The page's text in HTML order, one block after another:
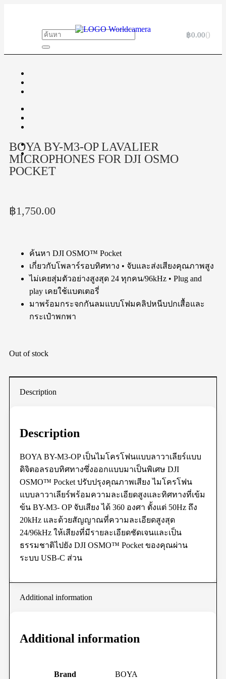
฿0.000
BOYA BY-M3-OP LAVALIER
MICROPHONES FOR DJI OSMO
POCKET
฿1,750.00
ค้นหา DJI OSMO™ Pocket
เกี่ยวกับโพลาร์รอบทิศทาง • จับและส่งเสียงคุณภาพสูง
ไม่เคยสุ่มตัวอย่างสูงสุด 24 ทุกคน/96kHz • Plug and
play เคยใช้แบตเตอรี่
มาพร้อมกระจกกันลมแบบโฟมคลิปหนีบปกเสื้อและ
กระเป๋าพกพา
Out of stock
Description
Description
BOYA BY-M3-OP เป็นไมโครโฟนแบบลาวาเลียร์แบบ
ดิจิตอลรอบทิศทางซึ่งออกแบบมาเป็นพิเศษ DJI
OSMO™ Pocket ปรับปรุงคุณภาพเสียงไมโครโฟน
แบบลาวาเลียร์พร้อมความละเอียดสูงและทิศทางที่เข้ม
ข้น BY-M3- OP จับเสียง ได้ 360 องศา ตั้งแต่ 50Hz ถึง
20kHz และด้วยสัญญาณที่ความละเอียดสูงสุด
24/96kHz ให้เสียงที่มีรายละเอียดชัดเจนและเป็น
ธรรมชาติไปยัง DJI OSMO™ Pocket ของคุณผ่าน
ระบบ USB-C ส่วน
Additional information
Additional information
Brand BOYA